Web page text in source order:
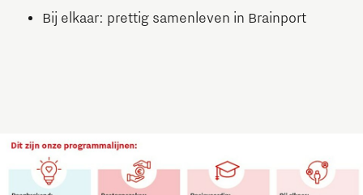
Bij elkaar: prettig samenleven in Brainport